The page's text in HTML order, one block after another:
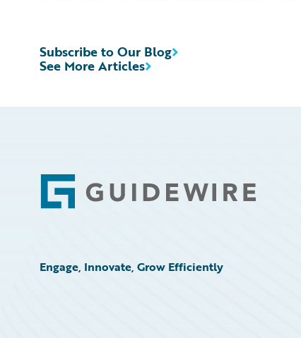
See More Articles
Subscribe to Our Blog
Footer
Engage, Innovate, Grow Efficiently